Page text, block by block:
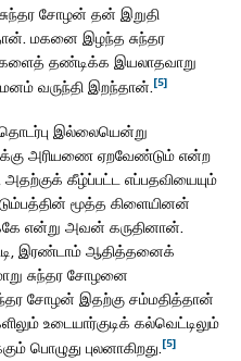
சுந்தர சோழன் தன் இறுதி
மகனை இழந்த சுந்தர
தண்டிக்க இயலாதவாறு
வருந்தி இறந்தான்.[5]
இல்லையென்று
அரியணை ஏறவேண்டும் என்ற
கீழ்ப்பட்ட எப்பதவியையும்
மூத்த கிளையினன்
என்று அவன் கருதினான்.
இரண்டாம் ஆதித்தனைக்
சுந்தர சோழனை
சோழன் இதற்கு சம்மதித்தான்
உடையார்குடிக் கல்வெட்டிலும்
பொழுது புலனாகிறது.[5]